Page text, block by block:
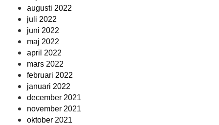
augusti 2022
juli 2022
juni 2022
maj 2022
april 2022
mars 2022
februari 2022
januari 2022
december 2021
november 2021
oktober 2021